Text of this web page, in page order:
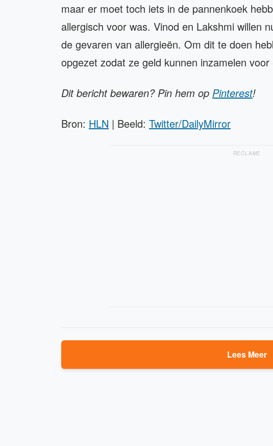
maar er moet toch iets in de pannenkoek
allergisch voor was. Vinod en Lakshmi willen
de gevaren van allergieën. Om dit te doen
opgezet zodat ze geld kunnen inzamelen
Dit bericht bewaren? Pin hem op Pinterest!
Bron: HLN | Beeld: Twitter/DailyMirror
RECLAME
Lees Meer